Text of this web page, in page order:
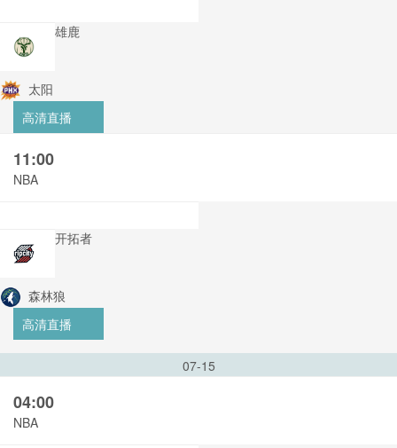
雄鹿
太阳
高清直播
11:00
NBA
开拓者
森林狼
高清直播
07-15
04:00
NBA